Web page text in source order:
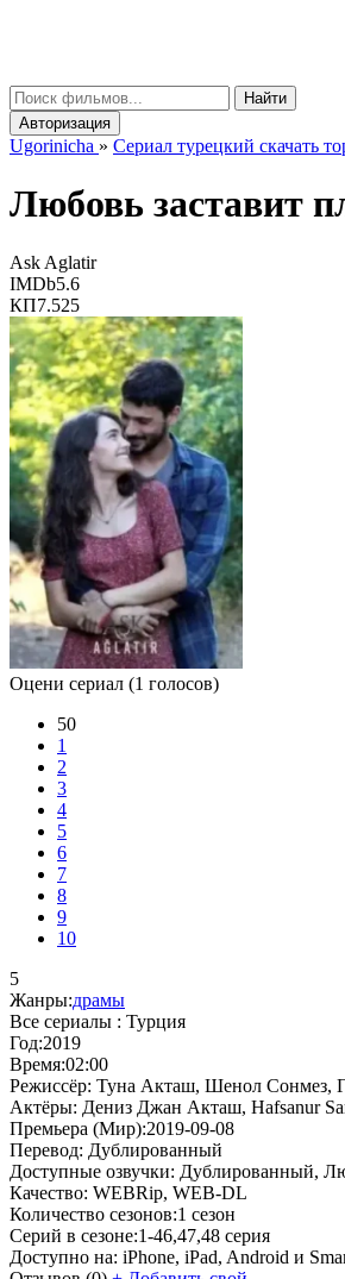
Найти
Авторизация
Ugorinicha » Сериал турецкий скачать
Любовь заставит
Ask Aglatir
IMDb5.6
КП7.525
Оцени сериал (1 голосов)
50
1
2
3
4
5
6
7
8
9
10
5
Жанры:драмы
Все сериалы : Турция
Год:2019
Время:02:00
Режиссёр: Туна Акташ, Шенол Сонмез,
Актёры: Дениз Джан Акташ, Hafsanur
Премьера (Мир):2019-09-08
Перевод: Дублированный
Доступные озвучки: Дублированный,
Качество: WEBRip, WEB-DL
Количество сезонов:1 сезон
Серий в сезоне:1-46,47,48 серия
Доступно на: iPhone, iPad, Android и